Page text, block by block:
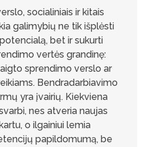
socialiniais ir kitais
galimybių ne tik išplėsti
bet ir sukurti
vertės grandinę:
sprendimo verslo ar
Bendradarbiavimo
yra įvairių. Kiekviena
nes atveria naujas
o ilgainiui lemia
papildomumą, be